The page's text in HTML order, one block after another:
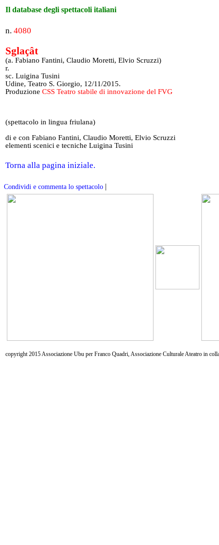
Il database degli spettacoli italiani
n. 4080
Sglaçât
(a. Fabiano Fantini, Claudio Moretti, Elvio Scruzzi)
r.
sc. Luigina Tusini
Udine, Teatro S. Giorgio, 12/11/2015.
Produzione CSS Teatro stabile di innovazione del FVG
(spettacolo in lingua friulana)
di e con Fabiano Fantini, Claudio Moretti, Elvio Scruzzi
elementi scenici e tecniche Luigina Tusini
Torna alla pagina iniziale.
Condividi e commenta lo spettacolo |
copyright 2015 Associazione Ubu per Franco Quadri, Associazione Culturale Ateatro in